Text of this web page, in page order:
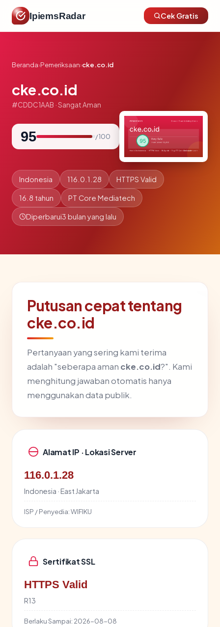
IpiemsRadar Cek Gratis
Beranda›Pemeriksaan›cke.co.id
cke.co.id
#CDDC1AAB · Sangat Aman
95 / 100
Indonesia 116.0.1.28 HTTPS Valid
16.8 tahun PT Core Mediatech
Diperbarui3 bulan yang lalu
Putusan cepat tentang
cke.co.id
Pertanyaan yang sering kami terima
adalah "seberapa aman cke.co.id?". Kami
menghitung jawaban otomatis hanya
menggunakan data publik.
Alamat IP · Lokasi Server
116.0.1.28
Indonesia · East Jakarta
ISP / Penyedia:WIFIKU
Sertifikat SSL
HTTPS Valid
R13
Berlaku Sampai: 2026-08-08